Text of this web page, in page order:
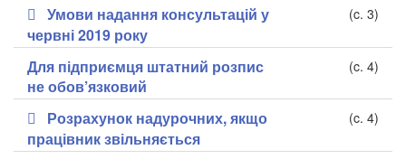
Умови надання консультацій у
червні 2019 року
(c. 3)
Для підприємця штатний розпис
не обов’язковий
(c. 4)
Розрахунок надурочних, якщо
працівник звільняється
(c. 4)